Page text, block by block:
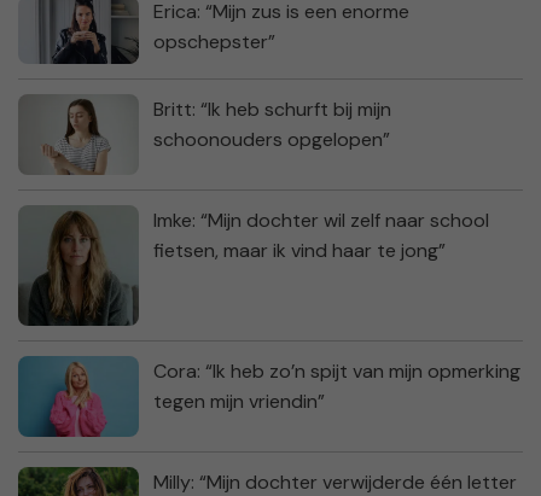
Erica: “Mijn zus is een enorme
opschepster”
Britt: “Ik heb schurft bij mijn
schoonouders opgelopen”
Imke: “Mijn dochter wil zelf naar school
fietsen, maar ik vind haar te jong”
Cora: “Ik heb zo’n spijt van mijn opmerking
tegen mijn vriendin”
Milly: “Mijn dochter verwijderde één letter